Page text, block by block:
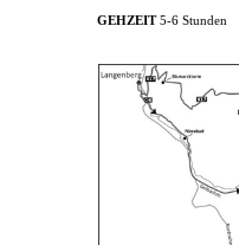
GEHZEIT5-6 Stunden